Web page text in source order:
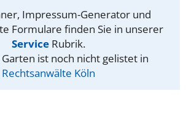
Impressum-Generator und
Formulare finden Sie in unserer
Service Rubrik.
ist noch nicht gelistet in
Rechtsanwälte Köln